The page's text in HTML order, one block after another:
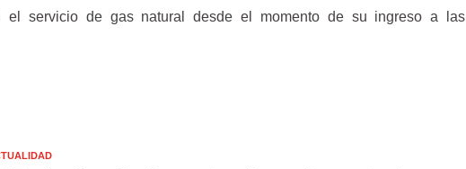
el servicio de gas natural desde el momento de su ingreso a las